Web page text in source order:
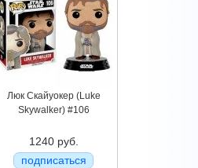
Люк Скайуокер (Luke
Skywalker) #106
1240 руб.
подписаться